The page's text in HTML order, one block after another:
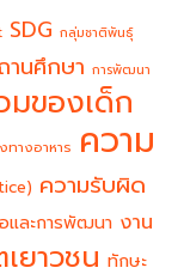
SDG กลุ่มชาติพันธุ์
นศึกษา การพัฒนา
มของเด็ก
างอาหาร ความ
ความรับผิด
และการพัฒนา งาน
ยาวชน ทักษะ